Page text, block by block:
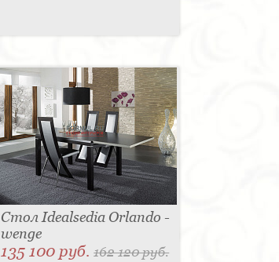
Стол Idealsedia Orlando -
wenge
135 100 руб.162 120 руб.